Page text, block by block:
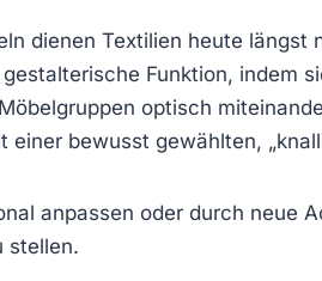
dienen Textilien heute längst
Funktion, indem
optisch
bewusst gewählten,
anpassen oder durch neue
stellen.